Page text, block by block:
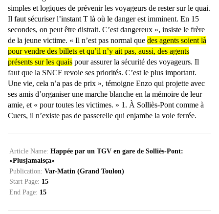
simples et logiques de prévenir les voyageurs de rester sur le quai.
Il faut sécuriser l’instant T là où le danger est imminent. En 15
secondes, on peut être distrait. C’est dangereux », insiste le frère
de la jeune victime. « Il n’est pas normal que des agents soient là
pour vendre des billets et qu’il n’y ait pas, aussi, des agents
présents sur les quais pour assurer la sécurité des voyageurs. Il
faut que la SNCF revoie ses priorités. C’est le plus important.
Une vie, cela n’a pas de prix », témoigne Enzo qui projette avec
ses amis d’organiser une marche blanche en la mémoire de leur
amie, et « pour toutes les victimes. » 1. À Solliès-Pont comme à
Cuers, il n’existe pas de passerelle qui enjambe la voie ferrée.
Article Name: Happée par un TGV en gare de Solliès-Pont:
«Plusjamaisça»
Publication: Var-Matin (Grand Toulon)
Start Page: 15
End Page: 15